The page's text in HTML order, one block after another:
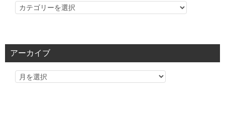
カ
リ
アーカイブ